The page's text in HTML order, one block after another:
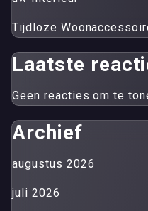
Tijdloze
Laatste
Geen reacties om te
Archief
augustus 2026
juli 2026